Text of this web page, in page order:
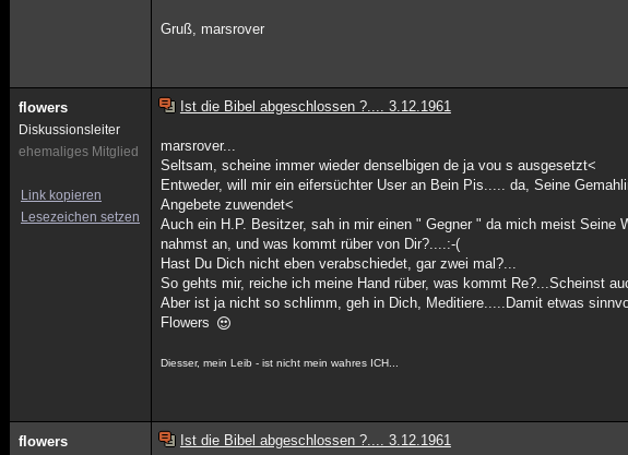
Gruß, marsrover
flowers
Diskussionsleiter
ehemaliges Mitglied
Link kopieren
Lesezeichen setzen
Ist die Bibel abgeschlossen ?.... 3.12.1961
marsrover...
Seltsam, scheine immer wieder denselbigen de ja vou s ausgesetzt<
Entweder, will mir ein eifersüchter User an Bein Pis..... da, Seine
Angebete zuwendet<
Auch ein H.P. Besitzer, sah in mir einen " Gegner " da mich meist Seine
nahmst an, und was kommt rüber von Dir?....:-(
Hast Du Dich nicht eben verabschiedet, gar zwei mal?...
So gehts mir, reiche ich meine Hand rüber, was kommt Re?...Scheinst
Aber ist ja nicht so schlimm, geh in Dich, Meditiere.....Damit etwas
Flowers
Diesser, mein Leib - ist nicht mein wahres ICH...
flowers Ist die Bibel abgeschlossen ?.... 3.12.1961